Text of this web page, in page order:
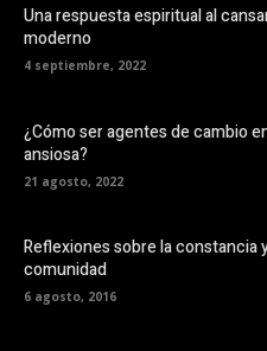
Una respuesta espiritual al
moderno
4 septiembre, 2022
¿Cómo ser agentes de cambio
ansiosa?
21 agosto, 2022
Reflexiones sobre la constancia
comunidad
6 agosto, 2016